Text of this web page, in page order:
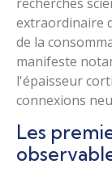
extraordinaire
de la
manifeste
l'épaisseur
connexions
Les